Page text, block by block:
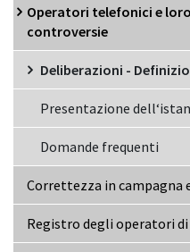
Operatori telefonici e
controversie
Deliberazioni -
Presentazione
Domande frequenti
Correttezza in campagna
Registro degli operatori di